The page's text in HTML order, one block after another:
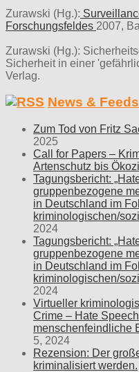
Zurawski (Hg.):
Forschungsfeldes 2007,
Zurawski (Hg.):
Sicherheit in einer
Verlag.
News & Feeds
Zum Tod von Fritz
2025
Call for Papers –
Artenschutz bis
Tagungsbericht:
gruppenbezogene
in Deutschland im
kriminologischen/
2024
Tagungsbericht:
gruppenbezogene
in Deutschland im
kriminologischen/
2024
Virtueller
Crime – Hate
menschenfeindliche
5, 2024
Rezension: Der
kriminalisiert werden.